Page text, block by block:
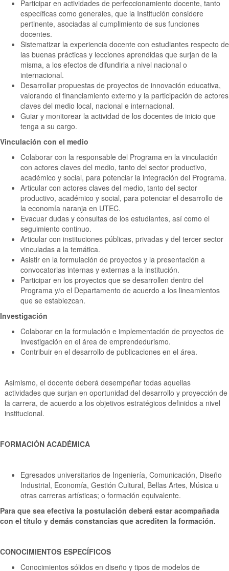
Participar en actividades de perfeccionamiento docente, tanto
específicas como generales, que la Institución considere
pertinente, asociadas al cumplimiento de sus funciones
docentes.
Sistematizar la experiencia docente con estudiantes respecto de
las buenas prácticas y lecciones aprendidas que surjan de la
misma, a los efectos de difundirla a nivel nacional o
internacional.
Desarrollar propuestas de proyectos de innovación educativa,
valorando el financiamiento externo y la participación de actores
claves del medio local, nacional e internacional.
Guiar y monitorear la actividad de los docentes de inicio que
tenga a su cargo.
Vinculación con el medio
Colaborar con la responsable del Programa en la vinculación
con actores claves del medio, tanto del sector productivo,
académico y social, para potenciar la integración del Programa.
Articular con actores claves del medio, tanto del sector
productivo, académico y social, para potenciar el desarrollo de
la economía naranja en UTEC.
Evacuar dudas y consultas de los estudiantes, así como el
seguimiento continuo.
Articular con instituciones públicas, privadas y del tercer sector
vinculadas a la temática.
Asistir en la formulación de proyectos y la presentación a
convocatorias internas y externas a la institución.
Participar en los proyectos que se desarrollen dentro del
Programa y/o el Departamento de acuerdo a los lineamientos
que se establezcan.
Investigación
Colaborar en la formulación e implementación de proyectos de
investigación en el área de emprendedurismo.
Contribuir en el desarrollo de publicaciones en el área.
Asimismo, el docente deberá desempeñar todas aquellas
actividades que surjan en oportunidad del desarrollo y proyección de
la carrera, de acuerdo a los objetivos estratégicos definidos a nivel
institucional.
FORMACIÓN ACADÉMICA
Egresados universitarios de Ingeniería, Comunicación, Diseño
Industrial, Economía, Gestión Cultural, Bellas Artes, Música u
otras carreras artísticas; o formación equivalente.
Para que sea efectiva la postulación deberá estar acompañada
con el título y demás constancias que acrediten la formación.
CONOCIMIENTOS ESPECÍFICOS
Conocimientos sólidos en diseño y tipos de modelos de